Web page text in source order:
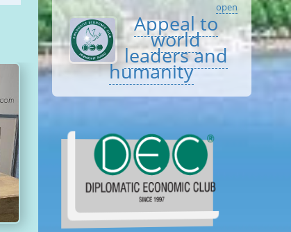
open
Appeal to
world
leaders and
humanity